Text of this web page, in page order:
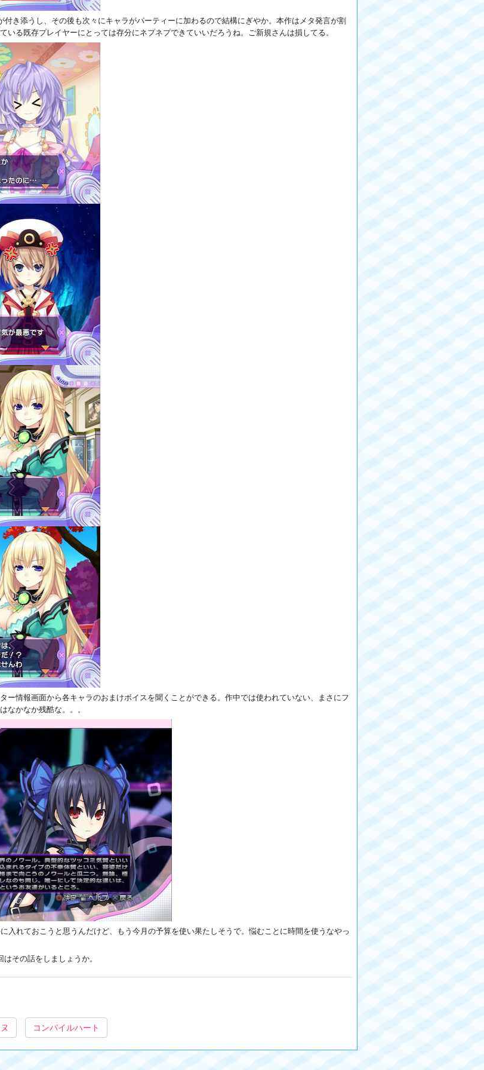
き添うし、その後も次々にキャラがパーティーに加わるので結構にぎやか。本作はメタ発言が割
いる既存プレイヤーにとっては存分にネプネプできていいだろうね。ご新規さんは損してる。
ー情報画面から各キャラのおまけボイスを聞くことができる。作中では使われていない、まさにフ
なかなか残酷な。。。
入れておこうと思うんだけど、もう今月の予算を使い果たしそうで。悩むことに時間を使うなやっ
その話をしましょうか。
コンパイルハート